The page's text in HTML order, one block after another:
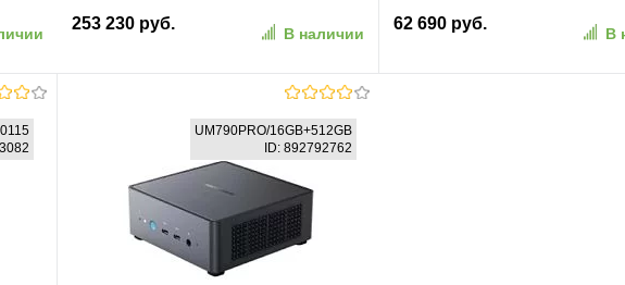
12Gb Windows 11 Home 64 2.5xGbitEth
750W черный (RUS) (2170113)
253 230 руб.
В наличии
В корзину
В избранное К сравнению
OS, kb+ms, black)
(STANDART500128057)
62 690 руб.
В
UM790PRO/16GB+512GB
ID: 892792762